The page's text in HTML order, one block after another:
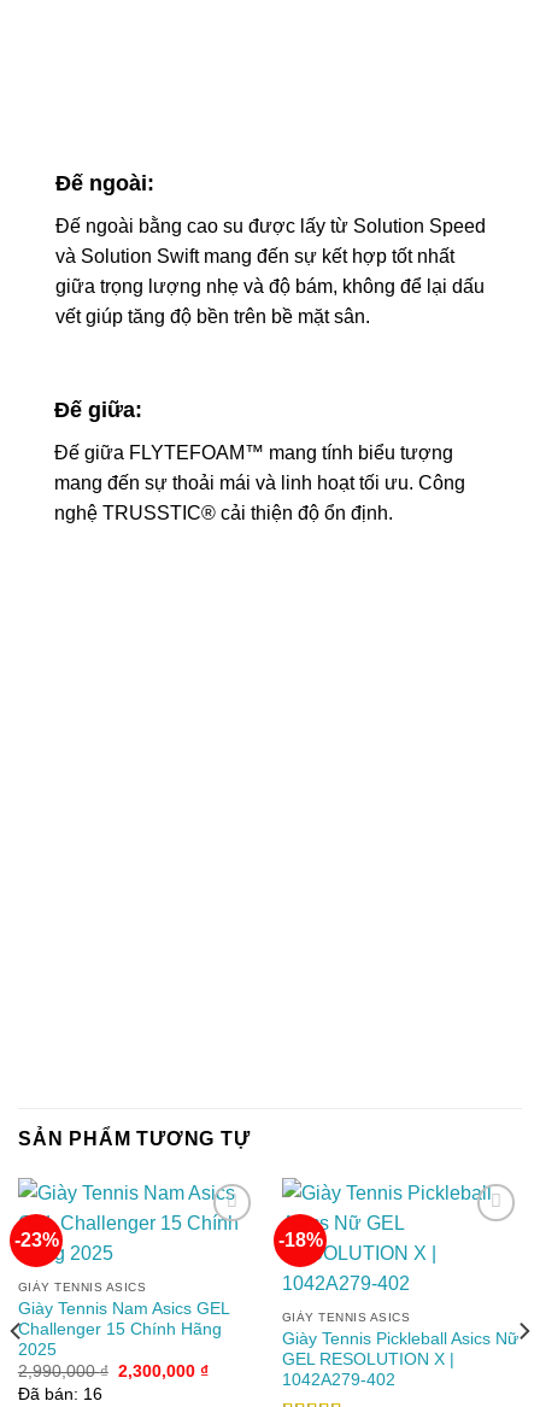
Đế ngoài:
Đế ngoài bằng cao su được lấy từ Solution Speed
​​và Solution Swift mang đến sự kết hợp tốt nhất
giữa trọng lượng nhẹ và độ bám, không để lại dấu
vết giúp tăng độ bền trên bề mặt sân.
Đế giữa:
Đế giữa FLYTEFOAM™ mang tính biểu tượng
mang đến sự thoải mái và linh hoạt tối ưu. Công
nghệ TRUSSTIC® cải thiện độ ổn định.
SẢN PHẨM TƯƠNG TỰ
-23%
GIÀY TENNIS ASICS
Giày Tennis Nam Asics GEL
Challenger 15 Chính Hãng
2025
2,990,000₫ Giá
2,300,000 ₫Giá
Đã bán: 16
-18%
GIÀY TENNIS ASICS
Giày Tennis Pickleball Asics Nữ
GEL RESOLUTION X |
1042A279-402